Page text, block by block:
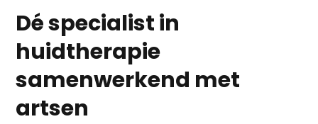
Dé specialist in
huidtherapie
samenwerkend met
artsen